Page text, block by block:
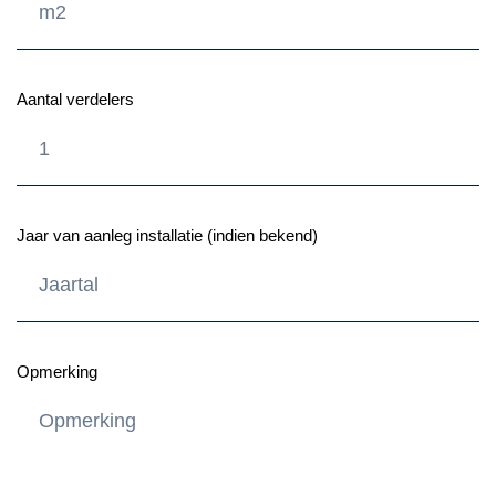
Aantal verdelers
Jaar van aanleg installatie (indien bekend)
Opmerking